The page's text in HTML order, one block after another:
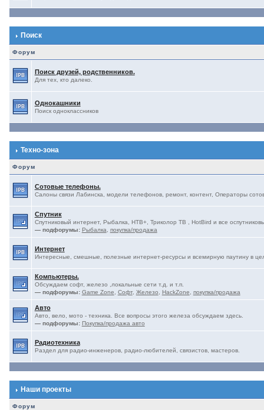
Поиск
Форум
Поиск друзей, родственников.
Для тех, кто далеко.
Однокашники
Поиск одноклассников
Техно-зона
Форум
Сотовые телефоны.
Салоны связи Лабинска, модели телефонов, ремонт, контент, Операторы
Спутник
Спутниковый интернет, Рыбалка, НТВ+, Триколор ТВ , HotBird и все
— подфорумы: Рыбалка покупка/продажа
Интернет
Интересные, смешные, полезные интернет-ресурсы и всемирную паутину в
Компьютеры.
Обсуждаем софт, железо ,локальные сети т.д. и т.п.
— подфорумы: Game Zone Софт, Железо HackZone покупка/продажа
Авто
Авто, вело, мото - техника. Все вопросы этого железа обсуждаем здесь.
— подфорумы: Покупка/продажа авто
Радиотехника
Раздел для радио-инженеров, радио-любителей, связистов, мастеров.
Наши проекты
Форум